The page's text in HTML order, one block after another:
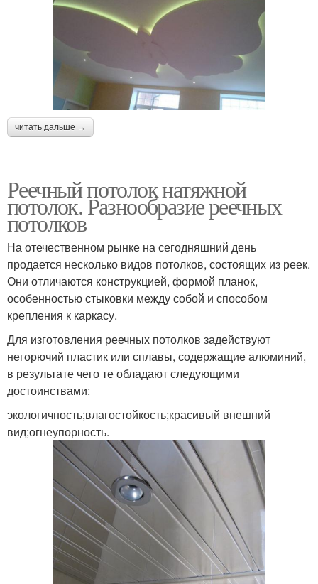
читать дальше →
Реечный потолок натяжной
потолок. Разнообразие реечных
потолков
На отечественном рынке на сегодняшний день
продается несколько видов потолков, состоящих из реек.
Они отличаются конструкцией, формой планок,
особенностью стыковки между собой и способом
крепления к каркасу.
Для изготовления реечных потолков задействуют
негорючий пластик или сплавы, содержащие алюминий,
в результате чего те обладают следующими
достоинствами:
экологичность;влагостойкость;красивый внешний
вид;огнеупорность.